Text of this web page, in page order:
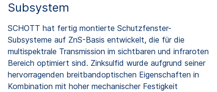
Subsystem
SCHOTT hat fertig montierte Schutzfenster-
Subsysteme auf ZnS-Basis entwickelt, die für die
multispektrale Transmission im sichtbaren und infraroten
Bereich optimiert sind. Zinksulfid wurde aufgrund seiner
hervorragenden breitbandoptischen Eigenschaften in
Kombination mit hoher mechanischer Festigkeit